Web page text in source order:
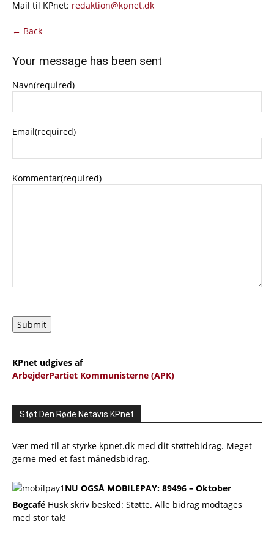
Mail til KPnet: redaktion@kpnet.dk
← Back
Your message has been sent
Navn(required)
Email(required)
Kommentar(required)
Submit
KPnet udgives af
ArbejderPartiet Kommunisterne (APK)
Støt Den Røde Netavis KPnet
Vær med til at styrke kpnet.dk med dit støttebidrag. Meget
gerne med et fast månedsbidrag.
NU OGSÅ MOBILEPAY: 89496 – Oktober
Bogcafé Husk skriv besked: Støtte. Alle bidrag modtages
med stor tak!